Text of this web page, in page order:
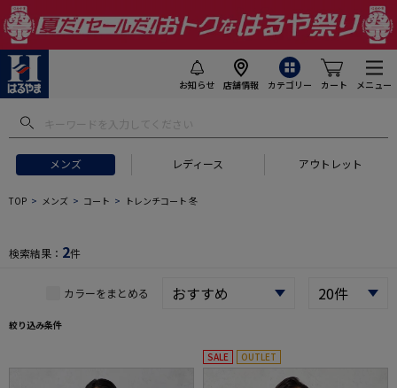
お知らせ 店舗情報 カテゴリー カート メニュー
メンズ レディース アウトレット
フトにおすすめ #セットアップ スーツ
TOP メンズ コート トレンチコート 冬
検索結果： 2件
カラーをまとめる
絞り込み条件
SALE OUTLET